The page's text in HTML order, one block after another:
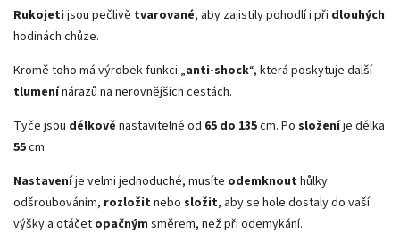
Rukojeti jsou pečlivě tvarované, aby zajistily pohodlí i při dlouhých
hodinách chůze.
Kromě toho má výrobek funkci „anti-shock“, která poskytuje další
tlumenínárazů na nerovnějších cestách.
Tyče jsou délkově nastavitelné od 65 do 135cm. Po složeníje délka
55cm.
Nastaveníje velmi jednoduché, musíte odemknouthůlky
odšroubováním, rozložitnebo složit, aby se hole dostaly do vaší
výšky a otáčet opačným směrem, než při odemykání.